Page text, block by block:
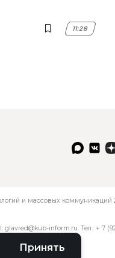
Принять
11:28
и массовых коммуникаций
glavred@kub-inform.ru. Тел.: + 7